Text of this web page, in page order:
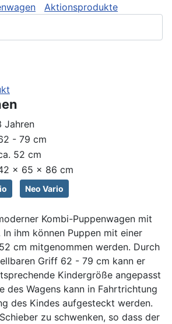
Aktionsprodukte
Jahren
- 79 cm
52 cm
x 65 x 86 cm
Neo Vario
Kombi-Puppenwagen mit
ihm können Puppen mit einer
cm mitgenommen werden. Durch
Griff 62 - 79 cm kann er
Kindergröße angepasst
des Wagens kann in Fahrtrichtung
des Kindes aufgesteckt werden.
zu schwenken, so dass der